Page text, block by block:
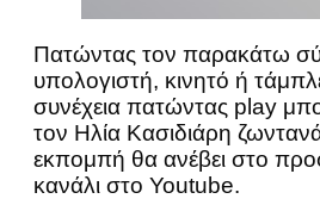
Πατώντας τον παρακάτω
υπολογιστή, κινητό ή
συνέχεια πατώντας play
τον Ηλία Κασιδιάρη
εκπομπή θα ανέβει στο
κανάλι στο Youtube.